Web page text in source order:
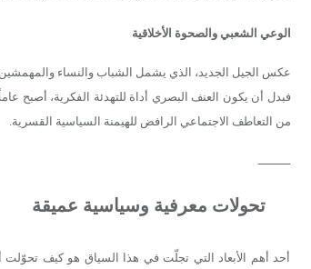
الوعي الشعبي والصحوة الأخلاقية
عكس الجيل الجديد، الذي يشمل الشباب والنساء
فبدل أن يكون العنف البصري أداة للتهدئة الفكرية، أصبح
من التعاطف الاجتماعي الرافض للهيمنة السياسية القسرية.
⸻
تحولات معرفية وسياسية عميقة
أحد أهم الأبعاد التي تجلّت في هذا السياق هو كيف تحوّلت